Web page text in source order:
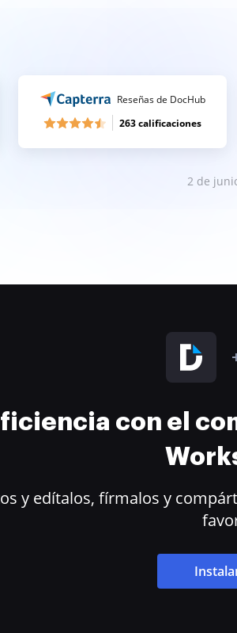
Reseñas de DocHub
263 calificaciones
2 de
con el
y edítalos, fírmalos y